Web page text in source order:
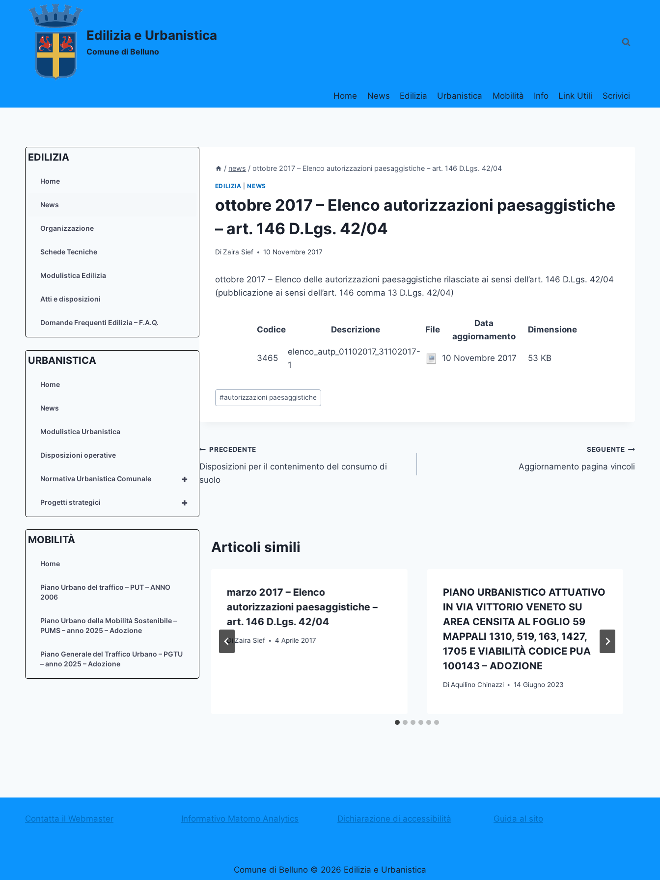
contenuto
Edilizia e Urbanistica
Comune di Belluno
Home News Edilizia Urbanistica Mobilità Info Link Utili Scrivici
/ news / ottobre 2017 – Elenco autorizzazioni paesaggistiche – art. 146 D.Lgs. 42/04
EDILIZIA |NEWS
ottobre 2017 – Elenco autorizzazioni paesaggistiche
– art. 146 D.Lgs. 42/04
DiZaira Sief 10 Novembre 2017
ottobre 2017 – Elenco delle autorizzazioni paesaggistiche rilasciate ai sensi dell’art. 146 D.Lgs. 42/04
(pubblicazione ai sensi dell’art. 146 comma 13 D.Lgs. 42/04)
Codice Descrizione File
Data
aggiornamento
Dimensione
3465
elenco_autp_01102017_31102017-
1
10 Novembre 2017 53 KB
Tag
articolo:
#autorizzazioni paesaggistiche
Navigazione
articoli
PRECEDENTE
Disposizioni per il contenimento del consumo di
suolo
SEGUENTE
Aggiornamento pagina vincoli
Articoli simili
gennaio 2016 – Elenco
art. 146 D.Lgs. 42/04
marzo 2017 – Elenco
autorizzazioni paesaggistiche –
art. 146 D.Lgs. 42/04
Di Zaira Sief 4 Aprile 2017
PIANO URBANISTICO ATTUATIVO
IN VIA VITTORIO VENETO SU
AREA CENSITA AL FOGLIO 59
MAPPALI 1310, 519, 163, 1427,
1705 E VIABILITÀ CODICE PUA
100143 – ADOZIONE
Di Aquilino Chinazzi 14 Giugno 2023
EDILIZIA
Home
News
Organizzazione
Schede Tecniche
Modulistica Edilizia
Atti e disposizioni
Domande Frequenti Edilizia – F.A.Q.
URBANISTICA
Home
News
Modulistica Urbanistica
Disposizioni operative
+
Normativa Urbanistica Comunale
+
Progetti strategici
MOBILITÀ
Home
Piano Urbano del traffico – PUT – ANNO
2006
Piano Urbano della Mobilità Sostenibile –
PUMS – anno 2025 – Adozione
Piano Generale del Traffico Urbano – PGTU
– anno 2025 – Adozione
Contatta il Webmaster Informativo Matomo Analytics Dichiarazione di accessibilità Guida al sito
Comune di Belluno © 2026 Edilizia e Urbanistica